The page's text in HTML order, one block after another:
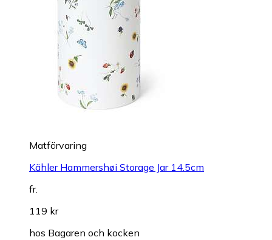
Matförvaring
Kähler Hammershøi Storage Jar 14.5cm
fr.
119 kr
hos Bagaren och kocken